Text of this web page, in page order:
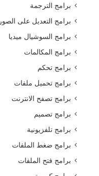
برامج الترجمة
برامج التعديل على الصور
برامج السوشيال ميديا
برامج المكالمات
برامج تحكم
برامج تحميل ملفات
برامج تصفح الانترنت
برامج تصميم
برامج تلفزيونية
برامج ضغط الملفات
برامج فتح الملفات